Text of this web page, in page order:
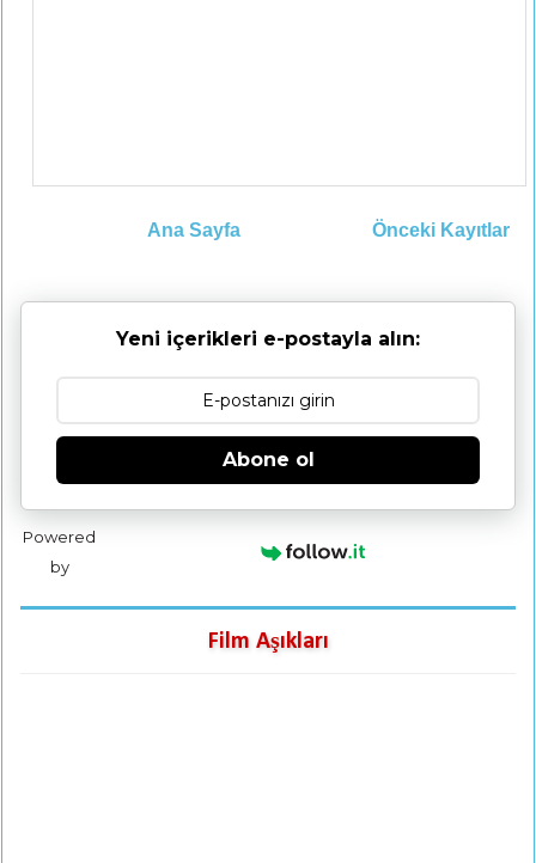
Önceki Kayıtlar
Ana Sayfa
Yeni içerikleri e-postayla alın:
Abone ol
Powered
by
Film Aşıkları